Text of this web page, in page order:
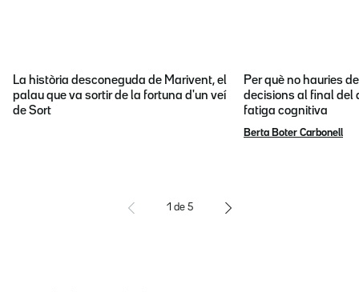
La història desconeguda de Marivent, el
palau que va sortir de la fortuna d'un veí
de Sort
Per què no hauries
decisions al final del
fatiga cognitiva
Berta Boter Carbonell
1 de 5